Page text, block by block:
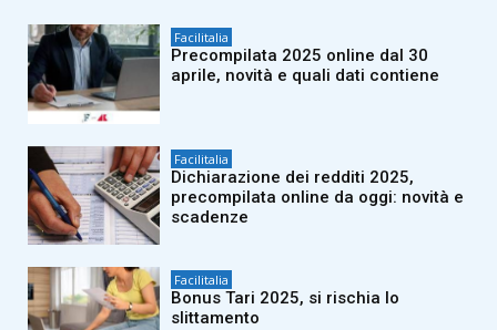
Facilitalia
Precompilata 2025 online dal 30
aprile, novità e quali dati contiene
Facilitalia
Dichiarazione dei redditi 2025,
precompilata online da oggi: novità e
scadenze
Facilitalia
Bonus Tari 2025, si rischia lo
slittamento